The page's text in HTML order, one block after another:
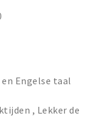
en Engelse taal
, Lekker de